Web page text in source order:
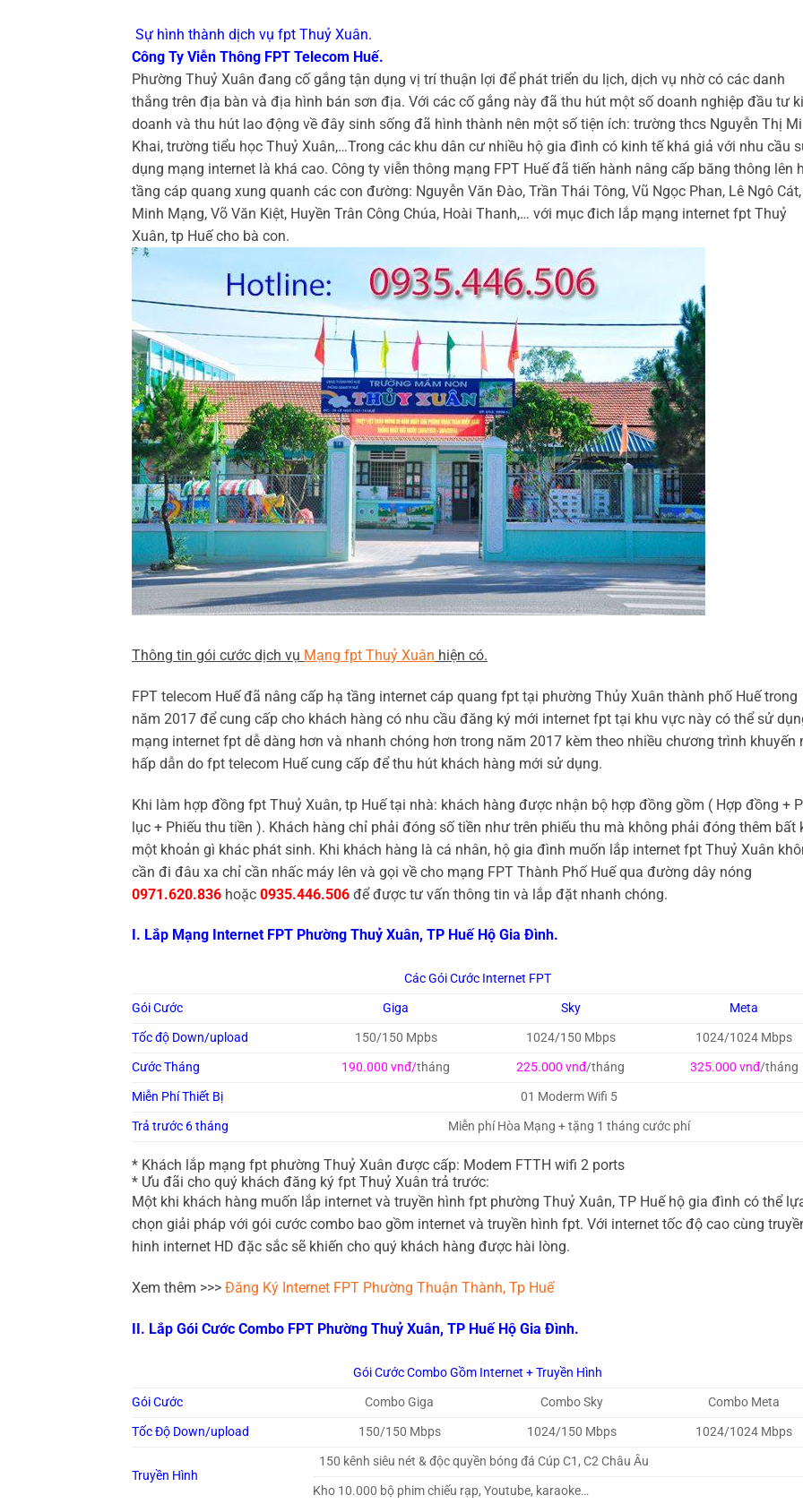
Sự hình thành dịch vụ fpt Thuỷ Xuân.
Công Ty Viễn Thông FPT Telecom Huế.
Phường Thuỷ Xuân đang cố gắng tận dụng vị trí thuận lợi để phát triển du lịch, dịch vụ nhờ có các danh
thắng trên địa bàn và địa hình bán sơn địa. Với các cố gắng này đã thu hút một số doanh nghiệp đầu tư
doanh và thu hút lao động về đây sinh sống đã hình thành nên một số tiện ích: trường thcs Nguyễn Thị
Khai, trường tiểu học Thuỷ Xuân,…Trong các khu dân cư nhiều hộ gia đình có kinh tế khá giả với nhu cầu
dụng mạng internet là khá cao. Công ty viễn thông mạng FPT Huế đã tiến hành nâng cấp băng thông lên
tầng cáp quang xung quanh các con đường: Nguyễn Văn Đào, Trần Thái Tông, Vũ Ngọc Phan, Lê Ngô Cát,
Minh Mạng, Võ Văn Kiệt, Huyền Trân Công Chúa, Hoài Thanh,… với mục đich lắp mạng internet fpt Thuỷ
Xuân, tp Huế cho bà con.
Thông tin gói cước dịch vụ Mạng fpt Thuỷ Xuân hiện có.
FPT telecom Huế đã nâng cấp hạ tầng internet cáp quang fpt tại phường Thủy Xuân thành phố Huế trong
năm 2017 để cung cấp cho khách hàng có nhu cầu đăng ký mới internet fpt tại khu vực này có thể sử
mạng internet fpt dễ dàng hơn và nhanh chóng hơn trong năm 2017 kèm theo nhiều chương trình khuyến
hấp dẫn do fpt telecom Huế cung cấp để thu hút khách hàng mới sử dụng.
Khi làm hợp đồng fpt Thuỷ Xuân, tp Huế tại nhà: khách hàng được nhận bộ hợp đồng gồm ( Hợp đồng +
lục + Phiếu thu tiền ). Khách hàng chỉ phải đóng số tiền như trên phiếu thu mà không phải đóng thêm bất
một khoản gì khác phát sinh. Khi khách hàng là cá nhân, hộ gia đình muốn lắp internet fpt Thuỷ Xuân
cần đi đâu xa chỉ cần nhấc máy lên và gọi về cho mạng FPT Thành Phố Huế qua đường dây nóng
0971.620.836 hoặc 0935.446.506 để được tư vấn thông tin và lắp đặt nhanh chóng.
I. Lắp Mạng Internet FPT Phường Thuỷ Xuân, TP Huế Hộ Gia Đình.
Các Gói Cước Internet FPT
Gói Cước
Giga Sky
Meta
Tốc độ Down/upload
150/150 Mpbs 1024/150 Mbps
1024/1024 Mbps
Cước Tháng
190.000 vnđ/tháng 225.000 vnđ/tháng 325.000 vnđ/tháng
Miễn Phí Thiết Bị
01 Moderm Wifi 5
Trả trước 6 tháng
Miễn phí Hòa Mạng + tặng 1 tháng cước phí
* Khách lắp mạng fpt phường Thuỷ Xuân được cấp: Modem FTTH wifi 2 ports
* Ưu đãi cho quý khách đăng ký fpt Thuỷ Xuân trả trước:
Một khi khách hàng muốn lắp internet và truyền hình fpt phường Thuỷ Xuân, TP Huế hộ gia đình có thể
chọn giải pháp với gói cước combo bao gồm internet và truyền hình fpt. Với internet tốc độ cao cùng
hinh internet HD đặc sắc sẽ khiến cho quý khách hàng được hài lòng.
Xem thêm >>> Đăng Ký Internet FPT Phường Thuận Thành, Tp Huế
II. Lắp Gói Cước Combo FPT Phường Thuỷ Xuân, TP Huế Hộ Gia Đình.
Gói Cước Combo Gồm Internet + Truyền Hình
Gói Cước
Combo Giga Combo Sky
Combo Meta
Tốc Độ Down/upload
150/150 Mbps 1024/150 Mbps 1024/1024 Mbps
Truyền Hình
150 kênh siêu nét & độc quyền bóng đá Cúp C1, C2 Châu Âu
Kho 10.000 bộ phim chiếu rạp, Youtube, karaoke…